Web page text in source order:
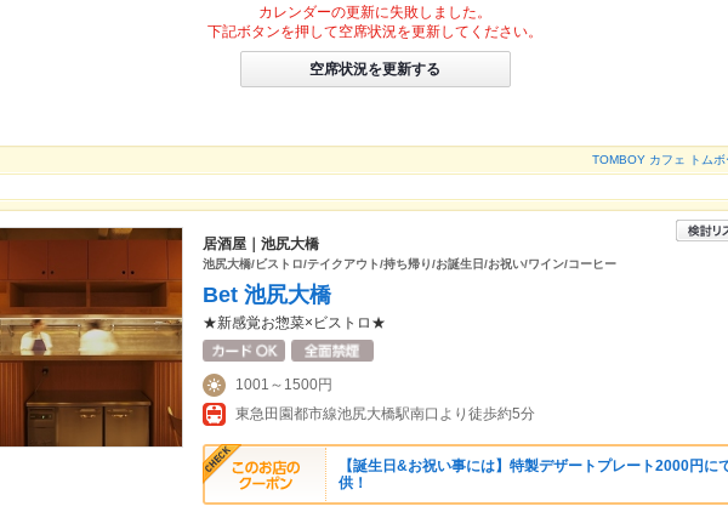
カレンダーの更新に失敗しました。
下記ボタンを押して空席状況を更新してください。
空席状況を更新する
TOMBOY カフェ トムボ
居酒屋｜池尻大橋
池尻大橋/ビストロ/テイクアウト/持ち帰り/お誕生日/お祝い/ワイン/コーヒー
Bet 池尻大橋
★新感覚お惣菜×ビストロ★
1001～1500円
東急田園都市線池尻大橋駅南口より徒歩約5分
【誕生日&お祝い事には】特製デザートプレート2000円に
供！